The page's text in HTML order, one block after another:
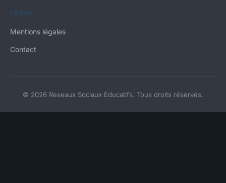
LÉGAL
Mentions légales
Contact
© 2026 Reseaux Sociaux Educatifs. Tous droits réservés.